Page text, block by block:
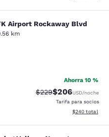
Rockaway
Airport Rockaway Blvd
km
estrellas. Razonable. 346 reseñas
Ahorra 10 %
Tarifa tachada:
$229Tarifa reducida:
$206USD/noche
Tarifa para socios
Ver detalles
$240 total